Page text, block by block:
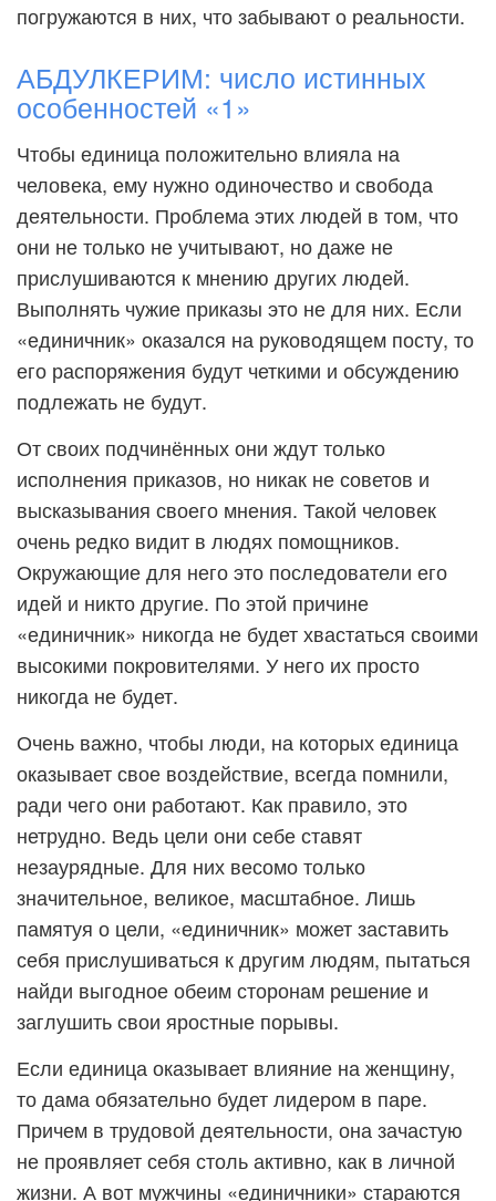
погружаются в них, что забывают о реальности.
АБДУЛКЕРИМ: число истинных
особенностей «1»
Чтобы единица положительно влияла на
человека, ему нужно одиночество и свобода
деятельности. Проблема этих людей в том, что
они не только не учитывают, но даже не
прислушиваются к мнению других людей.
Выполнять чужие приказы это не для них. Если
«единичник» оказался на руководящем посту, то
его распоряжения будут четкими и обсуждению
подлежать не будут.
От своих подчинённых они ждут только
исполнения приказов, но никак не советов и
высказывания своего мнения. Такой человек
очень редко видит в людях помощников.
Окружающие для него это последователи его
идей и никто другие. По этой причине
«единичник» никогда не будет хвастаться своими
высокими покровителями. У него их просто
никогда не будет.
Очень важно, чтобы люди, на которых единица
оказывает свое воздействие, всегда помнили,
ради чего они работают. Как правило, это
нетрудно. Ведь цели они себе ставят
незаурядные. Для них весомо только
значительное, великое, масштабное. Лишь
памятуя о цели, «единичник» может заставить
себя прислушиваться к другим людям, пытаться
найди выгодное обеим сторонам решение и
заглушить свои яростные порывы.
Если единица оказывает влияние на женщину,
то дама обязательно будет лидером в паре.
Причем в трудовой деятельности, она зачастую
не проявляет себя столь активно, как в личной
жизни. А вот мужчины «единичники» стараются